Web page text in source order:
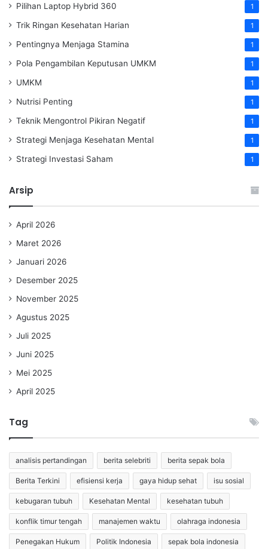
Pilihan Laptop Hybrid 360 1
Trik Ringan Kesehatan Harian 1
Pentingnya Menjaga Stamina 1
Pola Pengambilan Keputusan UMKM 1
UMKM 1
Nutrisi Penting 1
Teknik Mengontrol Pikiran Negatif 1
Strategi Menjaga Kesehatan Mental 1
Strategi Investasi Saham 1
Arsip
April 2026
Maret 2026
Januari 2026
Desember 2025
November 2025
Agustus 2025
Juli 2025
Juni 2025
Mei 2025
April 2025
Tag
analisis pertandingan berita selebriti berita sepak bola
Berita Terkini efisiensi kerja gaya hidup sehat isu sosial
kebugaran tubuh Kesehatan Mental kesehatan tubuh
konflik timur tengah manajemen waktu olahraga indonesia
Penegakan Hukum Politik Indonesia sepak bola indonesia